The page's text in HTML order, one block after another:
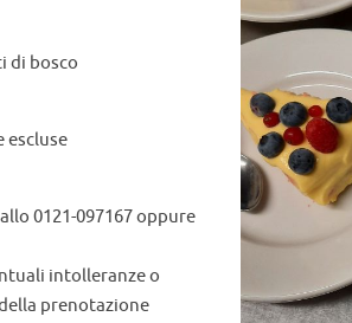
di bosco
escluse
0121-097167 oppure
intolleranze o
prenotazione